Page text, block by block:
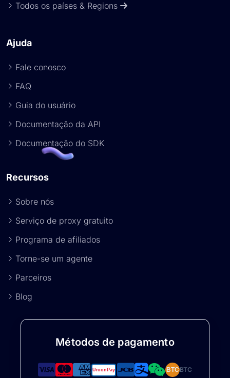
Todos os países & Regions
Ajuda
Fale conosco
FAQ
Guia do usuário
Documentação da API
Documentação do SDK
Recursos
Sobre nós
Serviço de proxy gratuito
Programa de afiliados
Torne-se um agente
Parceiros
Blog
Métodos de pagamento
BTCBTC